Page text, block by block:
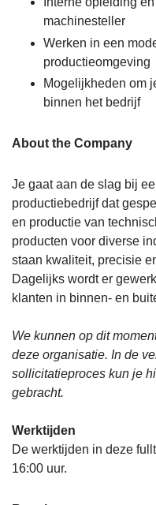
machinesteller
Werken in een
productieomgeving
Mogelijkheden om
binnen het bedrijf
About the Company
Je gaat aan de slag bij
productiebedrijf dat
en productie van
producten voor diverse
staan kwaliteit, precisie
Dagelijks wordt er
klanten in binnen- en
We kunnen op dit
deze organisatie. In de
sollicitatieproces kun je
gebracht.
Werktijden
De werktijden in deze
16:00 uur.